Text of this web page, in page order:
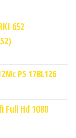
652
P5 178L126
Full Hd 1080